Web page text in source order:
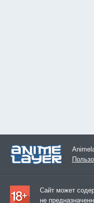
Сайт может
не